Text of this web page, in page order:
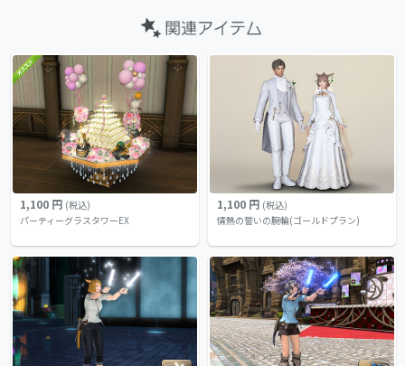
1,100 円 (税込)
パーティーグラスタワーEX
1,100 円 (税込)
情熱の誓いの腕輪(ゴールドプラン)